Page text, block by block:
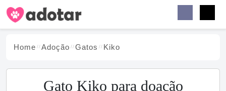
Home Adoção Gatos Kiko
Gato Kiko para doação